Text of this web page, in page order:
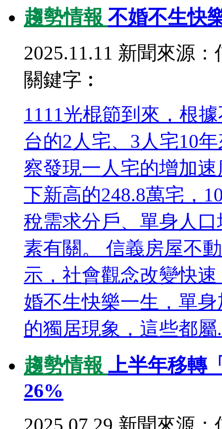
趨勢情報 不婚不生快
2025.11.11 新聞來源：
關鍵字︰
1111光棍節到來，根
台的2人宅、3人宅10
察發現一人宅的增加
下新高的248.8萬宅，
稅需求分戶、單身人
素有關。 信義房屋不
示，社會觀念改變快
婚不生快樂一生，單
的獨居現象，這些都屬
趨勢情報 上半年移轉
26%
2025.07.29 新聞來源：